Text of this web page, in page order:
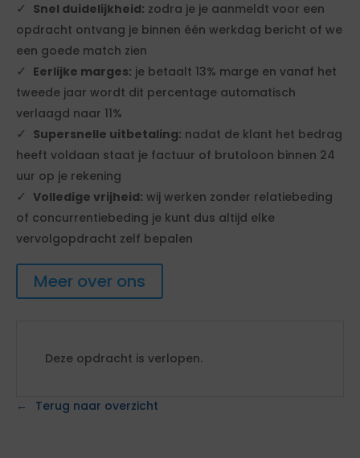
Snel duidelijkheid: zodra je je aanmeldt voor een
opdracht ontvang je binnen één werkdag bericht of we
een goede match zien
Eerlijke marges: je betaalt 13% marge en vanaf het
tweede jaar wordt dit percentage automatisch
verlaagd naar 11%
Supersnelle uitbetaling: nadat de klant het bedrag
heeft voldaan staat je factuur of brutoloon binnen 24
uur op je rekening
Volledige vrijheid: wij werken zonder relatiebeding
of concurrentiebeding je kunt dus altijd elke
vervolgopdracht zelf bepalen
Meer over ons
Deze opdracht is verlopen.
Terug naar overzicht